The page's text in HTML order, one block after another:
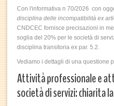
Con l'informativa n 70/2026 con
disciplina delle incompatibilità ex
CNDCEC fornisce precisazioni in
soglia del 20% per le società di
disciplina transitoria ex par. 5.2.
Vediamo i dettagli di una questione
Attività professionale e
società di servizi: chiarita